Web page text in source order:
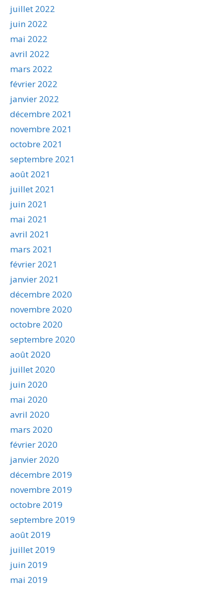
juillet 2022
juin 2022
mai 2022
avril 2022
mars 2022
février 2022
janvier 2022
décembre 2021
novembre 2021
octobre 2021
septembre 2021
août 2021
juillet 2021
juin 2021
mai 2021
avril 2021
mars 2021
février 2021
janvier 2021
décembre 2020
novembre 2020
octobre 2020
septembre 2020
août 2020
juillet 2020
juin 2020
mai 2020
avril 2020
mars 2020
février 2020
janvier 2020
décembre 2019
novembre 2019
octobre 2019
septembre 2019
août 2019
juillet 2019
juin 2019
mai 2019